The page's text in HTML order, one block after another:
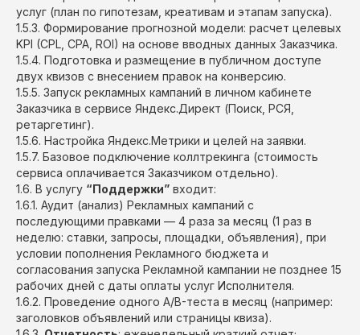
услуг (план по гипотезам, креативам и этапам запуска).
1.5.3. Формирование прогнозной модели: расчет целевых
KPI (CPL, CPA, ROI) на основе вводных данных Заказчика.
1.5.4. Подготовка и размещение в публичном доступе
двух квизов с внесением правок на конверсию.
1.5.5. Запуск рекламных кампаний в личном кабинете
Заказчика в сервисе Яндекс.Директ (Поиск, РСЯ,
ретаргетинг).
1.5.6. Настройка Яндекс.Метрики и целей на заявки.
1.5.7. Базовое подключение коллтрекинга (стоимость
сервиса оплачивается Заказчиком отдельно).
1.6. В услугу “Поддержки” входит:
1.6.1. Аудит (анализ) Рекламных кампаний с
последующими правками — 4 раза за месяц (1 раз в
неделю: ставки, запросы, площадки, объявления), при
условии пополнения Рекламного бюджета и
согласования запуска Рекламной кампании не позднее 15
рабочих дней с даты оплаты услуг Исполнителя.
1.6.2. Проведение одного A/B-теста в месяц (например:
заголовков объявлений или страницы квиза).